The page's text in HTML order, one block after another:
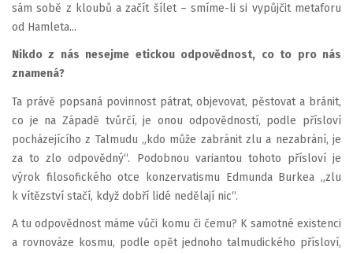
sám sobě z kloubů a začít šílet – smíme-li si vypůjčit metaforu
od Hamleta...
Nikdo z nás nesejme etickou odpovědnost, co to pro nás
znamená?
Ta právě popsaná povinnost pátrat, objevovat, pěstovat a bránit,
co je na Západě tvůrčí, je onou odpovědností, podle přísloví
pocházejícího z Talmudu „kdo může zabránit zlu a nezabrání, je
za to zlo odpovědný“. Podobnou variantou tohoto přísloví je
výrok filosofického otce konzervatismu Edmunda Burkea „zlu
k vítězství stačí, když dobří lidé nedělají nic“.
A tu odpovědnost máme vůči komu či čemu? K samotné existenci
a rovnováze kosmu, podle opět jednoho talmudického přísloví,